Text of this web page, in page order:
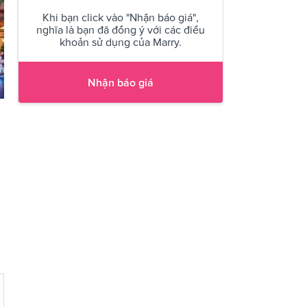
Khi bạn click vào "Nhận báo giá",
nghĩa là bạn đã đồng ý với các điều
khoản sử dụng của Marry.
Nhận báo giá